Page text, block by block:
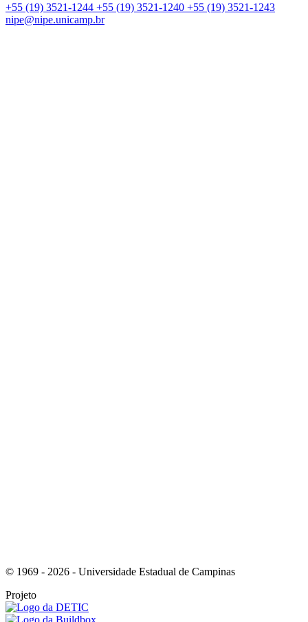
+55 (19) 3521-1244 +55 (19) 3521-1240 +55 (19) 3521-1243
nipe@nipe.unicamp.br
© 1969 - 2026 - Universidade Estadual de Campinas
Projeto